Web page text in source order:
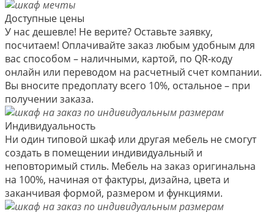
Доступные цены
У нас дешевле! Не верите? Оставьте заявку,
посчитаем! Оплачивайте заказ любым удобным для
вас способом – наличными, картой, по QR-коду
онлайн или переводом на расчетный счет компании.
Вы вносите предоплату всего 10%, остальное – при
получении заказа.
Индивидуальность
Ни один типовой шкаф или другая мебель не смогут
создать в помещении индивидуальный и
неповторимый стиль. Мебель на заказ оригинальна
на 100%, начиная от фактуры, дизайна, цвета и
заканчивая формой, размером и функциями.